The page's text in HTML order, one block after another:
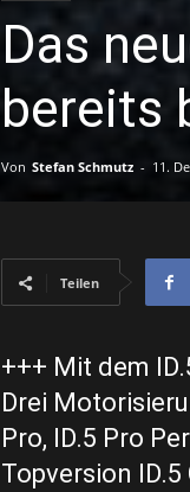
Das
bereits
Von Stefan Schmutz - 11.
Teilen
+++ Mit dem
Drei
Pro, ID.5 Pro
Topversion